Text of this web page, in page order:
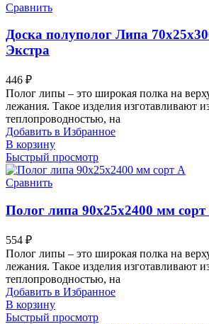
Сравнить
Доска полуполог Липа
Экстра
446 ₽
Полог липы – это широкая полка на
лежания. Такое изделия изготавливают
теплопроводностью, на
Добавить в Избранное
В корзину
Быстрый просмотр
Сравнить
Полог липа 90х25х2400 мм
554 ₽
Полог липы – это широкая полка на
лежания. Такое изделия изготавливают
теплопроводностью, на
Добавить в Избранное
В корзину
Быстрый просмотр